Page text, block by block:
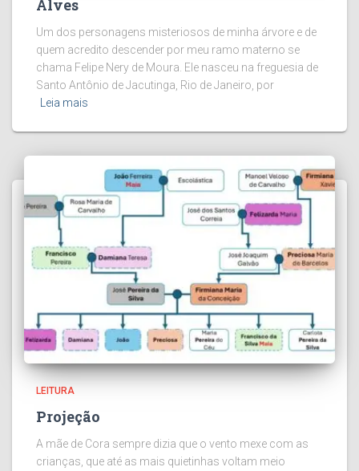
Alves
Um dos personagens misteriosos de minha árvore e de
quem acredito descender por meu ramo materno se
chama Felipe Nery de Moura. Ele nasceu na freguesia de
Santo Antônio de Jacutinga, Rio de Janeiro, por
Leia mais
LEITURA
Projeção
A mãe de Cora sempre dizia que o vento mexe com as
crianças, que até as mais quietinhas voltam meio